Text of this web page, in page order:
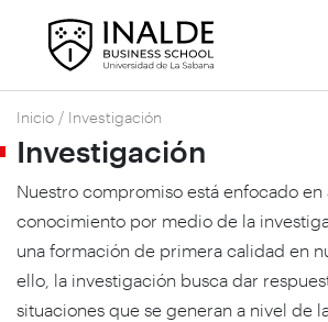
Inicio / Investigación
Investigación
Nuestro compromiso está enfocado en
conocimiento por medio de la
una formación de primera calidad en
ello, la investigación busca dar
situaciones que se generan a nivel de